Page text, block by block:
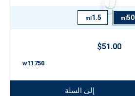
50
ml
1.5
ml
$51.00
w11750
إلى السلة